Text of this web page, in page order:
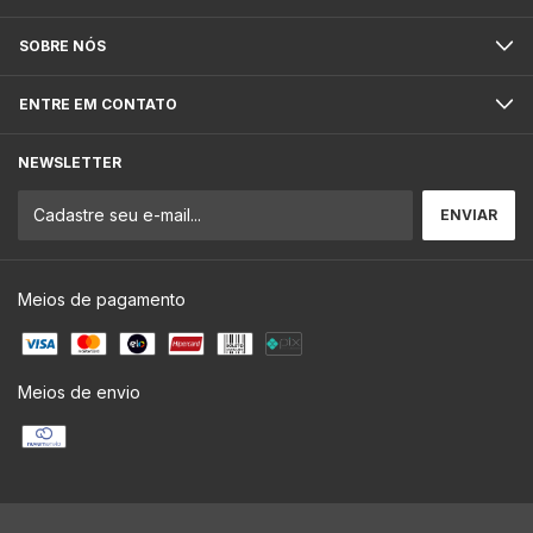
SOBRE NÓS
ENTRE EM CONTATO
NEWSLETTER
Meios de pagamento
Meios de envio